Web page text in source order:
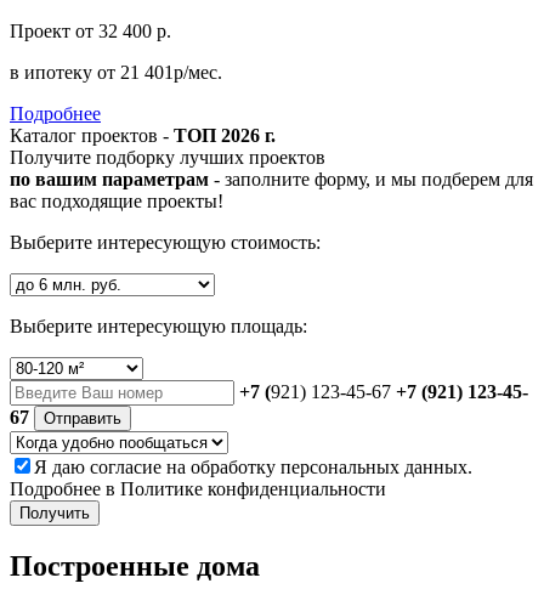
Проект от 32 400 р.
в ипотеку от 21 401р/мес.
Подробнее
Каталог проектов - ТОП 2026 г.
Получите подборку лучших проектов
по вашим параметрам - заполните форму, и мы подберем для
вас подходящие проекты!
Выберите интересующую стоимость:
Выберите интересующую площадь:
+7 (921) 123-45-67 +7 (921) 123-45-
67
Отправить
Я даю согласие на обработку персональных данных.
Подробнее в Политике конфиденциальности
Получить
Построенные дома